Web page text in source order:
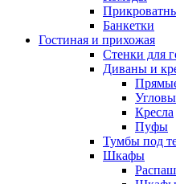
Банкетки
Гостиная и прихожая
Стенки для
Диваны и
Кресла
Пуфы
Тумбы под
Шкафы